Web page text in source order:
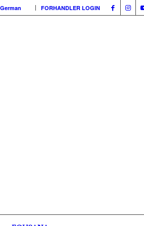
German FORHANDLER LOGIN